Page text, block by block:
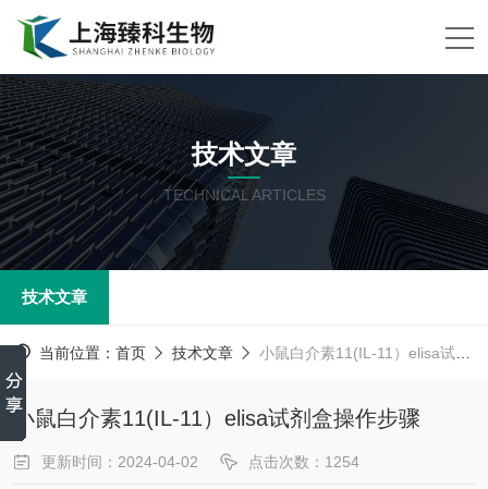
技术文章
TECHNICAL ARTICLES
技术文章
当前位置： 首页 技术文章 小鼠白介素11(IL-11）elisa试剂盒操作步骤
小鼠白介素11(IL-11）elisa试剂盒操作步骤
更新时间：2024-04-02 点击次数：1254